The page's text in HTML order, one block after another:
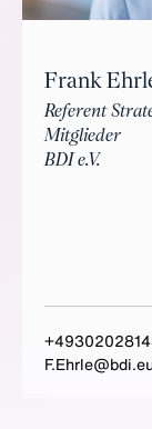
Frank
Referent
Mitglieder
BDI e.V.